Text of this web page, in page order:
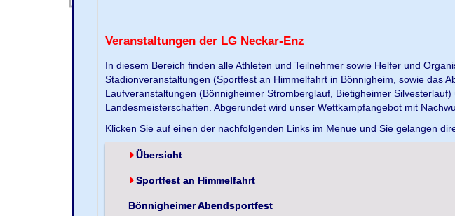
Veranstaltungen der LG Neckar-Enz
In diesem Bereich finden alle Athleten und Teilnehmer sowie Helfer und
Stadionveranstaltungen (Sportfest an Himmelfahrt in Bönnigheim, sowie das
Laufveranstaltungen (Bönnigheimer Stromberglauf, Bietigheimer
Landesmeisterschaften. Abgerundet wird unser Wettkampfangebot mit
Klicken Sie auf einen der nachfolgenden Links im Menue und Sie gelangen
Übersicht
Sportfest an Himmelfahrt
Bönnigheimer Abendsportfest